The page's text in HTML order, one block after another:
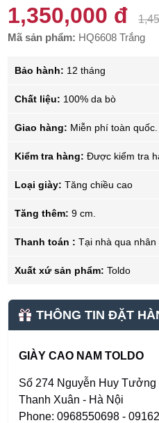
1,350,000 đ
Mã sản phẩm: HQ6608 Trắng
Bảo hành: 12 tháng
Chất liệu: 100% da bò
Giao hàng: Miễn phí toàn quốc.
Kiểm tra hàng: Được kiểm tra
Loại giày: Tăng chiều cao
Tăng thêm: 9 cm.
Thanh toán : Tại nhà qua nhân
Xuất xứ sản phẩm: Toldo
THÔNG TIN ĐẶT
GIÀY CAO NAM TOLDO
Số 274 Nguyễn Huy Tưởng
Thanh Xuân - Hà Nội
Phone: 0968550698 -